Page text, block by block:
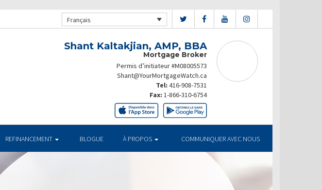
Français
Shant Kaltakjian, AMP, BBA
Mortgage Broker
Permis d’initiateur #M08005573
Shant@YourMortgageWatch.ca
Tel: 416-908-7531
Fax: 1-866-310-6754
REFINANCEMENT BLOGUE À PROPOS COMMUNIQUER AVEC NOUS